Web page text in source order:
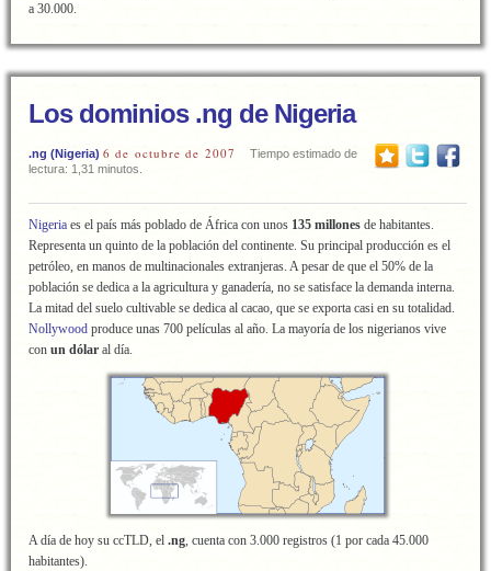
a 30.000.
Los dominios .ng de Nigeria
.ng (Nigeria) 6 de octubre de 2007
Tiempo estimado de
lectura: 1,31 minutos.
Nigeria es el país más poblado de África con unos 135 millones de habitantes.
Representa un quinto de la población del continente. Su principal producción es el
petróleo, en manos de multinacionales extranjeras. A pesar de que el 50% de la
población se dedica a la agricultura y ganadería, no se satisface la demanda interna.
La mitad del suelo cultivable se dedica al cacao, que se exporta casi en su totalidad.
Nollywood produce unas 700 películas al año. La mayoría de los nigerianos vive
con un dólar al día.
A día de hoy su ccTLD, el .ng, cuenta con 3.000 registros (1 por cada 45.000
habitantes).